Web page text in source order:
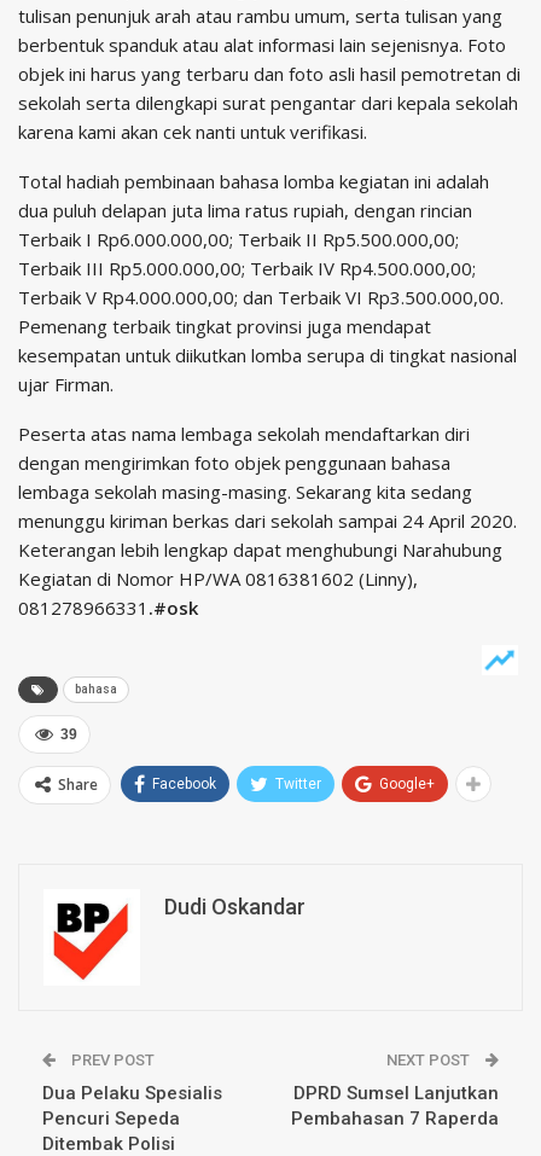
tulisan penunjuk arah atau rambu umum, serta tulisan yang
berbentuk spanduk atau alat informasi lain sejenisnya. Foto
objek ini harus yang terbaru dan foto asli hasil pemotretan di
sekolah serta dilengkapi surat pengantar dari kepala sekolah
karena kami akan cek nanti untuk verifikasi.
Total hadiah pembinaan bahasa lomba kegiatan ini adalah
dua puluh delapan juta lima ratus rupiah, dengan rincian
Terbaik I Rp6.000.000,00; Terbaik II Rp5.500.000,00;
Terbaik III Rp5.000.000,00; Terbaik IV Rp4.500.000,00;
Terbaik V Rp4.000.000,00; dan Terbaik VI Rp3.500.000,00.
Pemenang terbaik tingkat provinsi juga mendapat
kesempatan untuk diikutkan lomba serupa di tingkat nasional
ujar Firman.
Peserta atas nama lembaga sekolah mendaftarkan diri
dengan mengirimkan foto objek penggunaan bahasa
lembaga sekolah masing-masing. Sekarang kita sedang
menunggu kiriman berkas dari sekolah sampai 24 April 2020.
Keterangan lebih lengkap dapat menghubungi Narahubung
Kegiatan di Nomor HP/WA 0816381602 (Linny),
081278966331 .#osk
bahasa
39
Share Facebook Twitter Google+
Dudi Oskandar
PREV POST
Dua Pelaku Spesialis
Pencuri Sepeda
Ditembak Polisi
NEXT POST
DPRD Sumsel Lanjutkan
Pembahasan 7 Raperda